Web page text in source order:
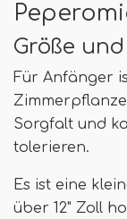
Größe
Für Anfänger
Sorgfalt und
tolerieren.
Es ist eine
über 12" Zoll